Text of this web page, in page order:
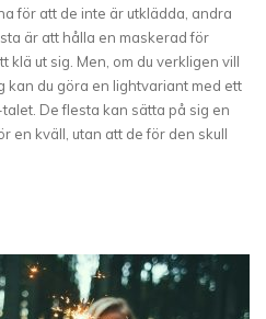
för att de inte är utklädda, andra
är att hålla en maskerad för
ut sig. Men, om du verkligen vill
kan du göra en lightvariant med ett
De flesta kan sätta på sig en
en kväll, utan att de för den skull